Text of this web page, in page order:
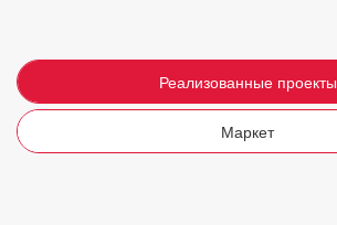
Реализованные проекты
Маркет